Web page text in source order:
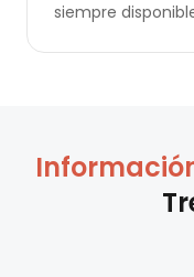
siempre